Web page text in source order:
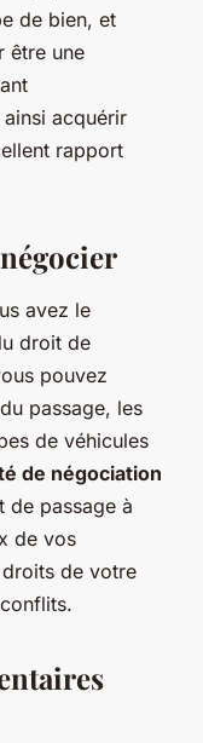
de bien, et
être une
acquérir
rapport
avez le
droit de
pouvez
passage, les
de véhicules
de négociation
de passage à
de vos
de votre